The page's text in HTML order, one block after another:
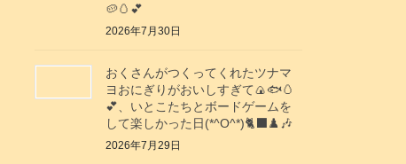
🥔🥚💕
2026年7月30日
おくさんがつくってくれたツナマ
ヨおにぎりがおいしすぎて🍙🐟️🥚
💕、いとこたちとボードゲームを
して楽しかった日(*^O^*)🐈‍⬛♟️🎶
2026年7月29日